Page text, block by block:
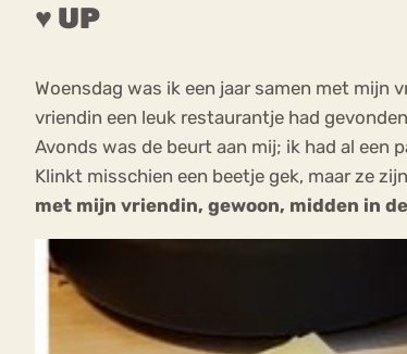
♥ UP
Woensdag was ik een jaar samen met mijn
vriendin een leuk restaurantje had
Avonds was de beurt aan mij; ik had al een
Klinkt misschien een beetje gek, maar ze
met mijn vriendin, gewoon, midden in